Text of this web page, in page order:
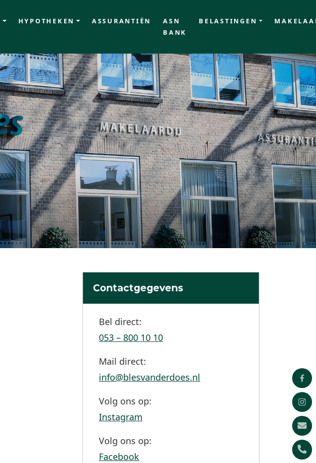
HYPOTHEKEN ASSURANTIËN
ASN
BANK
BELASTINGEN
Contactgegevens
Bel direct:
053 – 800 10 10
Mail direct:
info@blesvanderdoes.nl
Volg ons op:
Instagram
Volg ons op:
Facebook